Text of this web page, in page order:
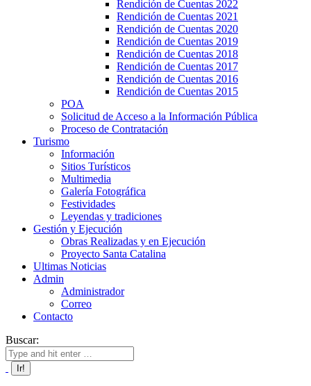
Rendición de Cuentas 2022
Rendición de Cuentas 2021
Rendición de Cuentas 2020
Rendición de Cuentas 2019
Rendición de Cuentas 2018
Rendición de Cuentas 2017
Rendición de Cuentas 2016
Rendición de Cuentas 2015
POA
Solicitud de Acceso a la Información Pública
Proceso de Contratación
Turismo
Información
Sitios Turísticos
Multimedia
Galería Fotográfica
Festividades
Leyendas y tradiciones
Gestión y Ejecución
Obras Realizadas y en Ejecución
Proyecto Santa Catalina
Ultimas Noticias
Admin
Administrador
Correo
Contacto
Buscar: